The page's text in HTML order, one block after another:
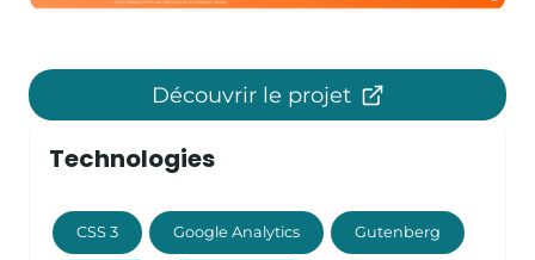
Découvrir le projet
Technologies
CSS 3 Google Analytics Gutenberg